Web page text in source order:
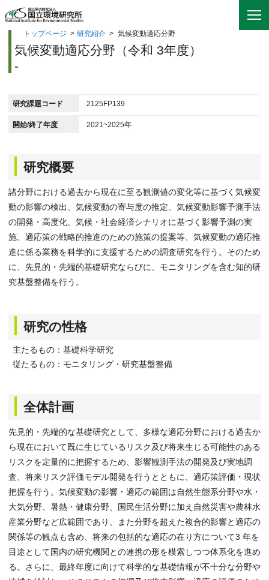
トップページ > 研究紹介 > 気候変動適応分野
気候変動適応分野（令和 3年度）
-
研究課題コード 2125FP139
開始/終了年度 2021~2025年
研究概要
諸分野における過去から現在に至る観測値の変化等に基づく気候変
動の影響の検出、気候変動の寄与度の推定、気候変動影響予測手法
の開発・高度化、気候・社会経済シナリオに基づく影響予測の実
施、適応策の戦略的推進のための施策の提案等、気候変動の適応推
進に係る業務を科学的に支援するための調査研究を行う。そのため
に、先見的・先端的基礎研究ならびに、モニタリングを含む知的研
究基盤整備を行う。
研究の性格
主たるもの：基礎科学研究
従たるもの：モニタリング・研究基盤整備
全体計画
先見的・先端的な基礎研究として、多様な適応分野における過去か
ら現在において既に生じているリスク及び将来生じる可能性のある
リスクを定量的に把握するため、影響観測手法の開発及び実地調
査、将来リスク評価モデル開発を行うとともに、適応策評価・現状
把握を行う。気候変動の影響・適応の範囲は自然生態系分野や水・
大気分野、暑熱・健康分野、国民生活分野に加え自然災害や農林水
産業分野など広範囲であり、また分野を超えた複合的影響と適応の
関係等の観点も含め、将来の包括的な適応の在り方について3 年を
目途として国内の研究機関との連携の形を模索しつつ体系化を進め
る。さらに、最終年度に向けて科学的な基礎情報が不十分な分野や